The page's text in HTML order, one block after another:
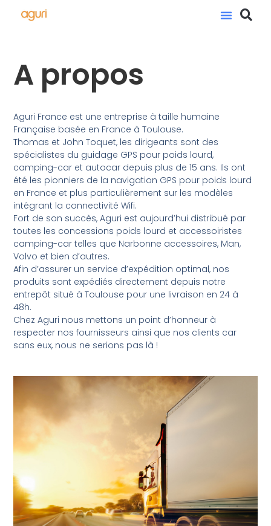
A propos
Aguri France est une entreprise à taille humaine
Française basée en France à Toulouse.
Thomas et John Toquet, les dirigeants sont des
spécialistes du guidage GPS pour poids lourd,
camping-car et autocar depuis plus de 15 ans. Ils ont
été les pionniers de la navigation GPS pour poids lourd
en France et plus particulièrement sur les modèles
intégrant la connectivité Wifi.
Fort de son succès, Aguri est aujourd’hui distribué par
toutes les concessions poids lourd et accessoiristes
camping-car telles que Narbonne accessoires, Man,
Volvo et bien d’autres.
Afin d’assurer un service d’expédition optimal, nos
produits sont expédiés directement depuis notre
entrepôt situé à Toulouse pour une livraison en 24 à
48h.
Chez Aguri nous mettons un point d’honneur à
respecter nos fournisseurs ainsi que nos clients car
sans eux, nous ne serions pas là !